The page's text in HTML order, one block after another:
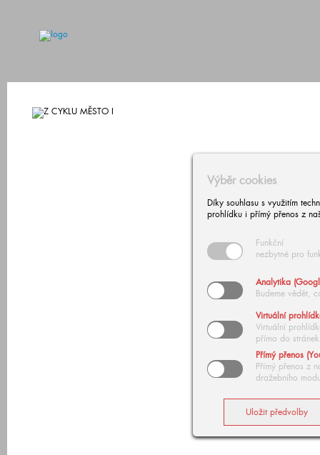
Výběr cookies
Díky souhlasu s využitím
prohlídku i přímý přenos z
Funkční
nezbytné pro
Analytika
Budeme vědět,
Virtuální
Virtuální
přímo do stránek
Přímý přenos
Přímý přenos z
dražebního